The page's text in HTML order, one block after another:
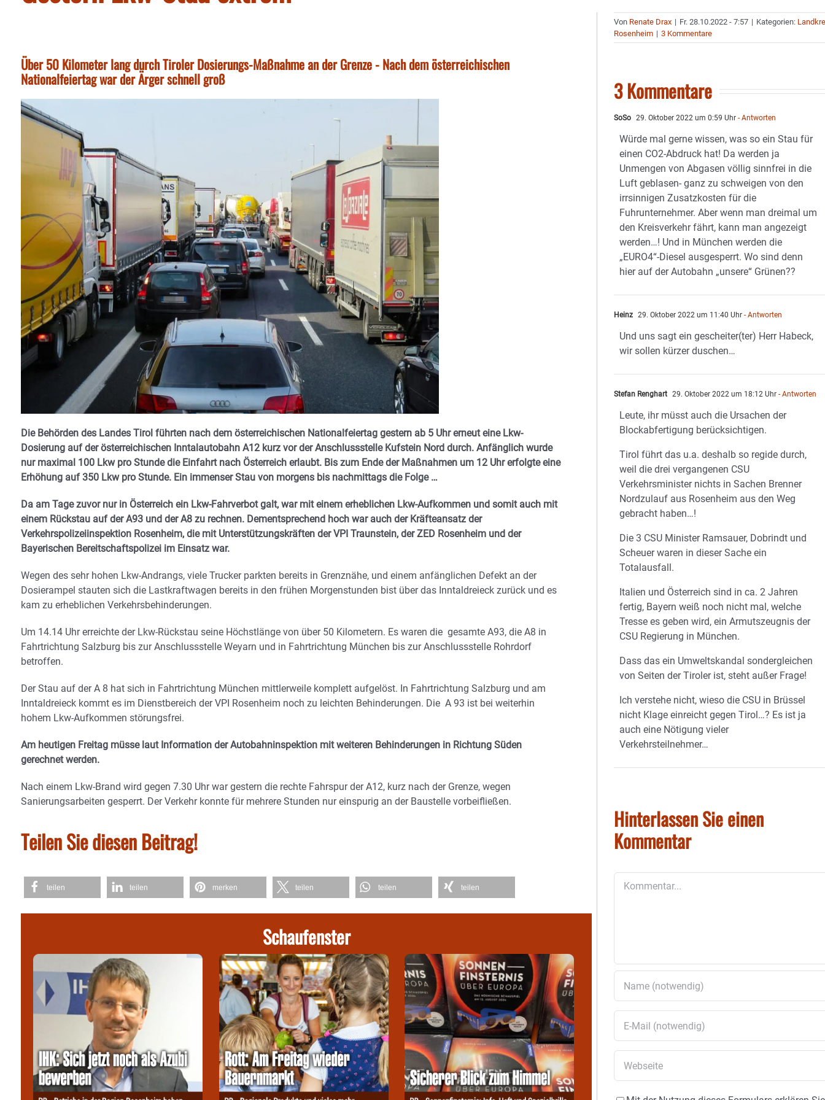
Über 50 Kilometer lang durch Tiroler Dosierungs-Maßnahme an der Grenze - Nach dem österreichischen
Nationalfeiertag war der Ärger schnell groß
Die Behörden des Landes Tirol führten nach dem österreichischen Nationalfeiertag gestern ab 5 Uhr erneut eine Lkw-
Dosierung auf der österreichischen Inntalautobahn A12 kurz vor der Anschlussstelle Kufstein Nord durch. Anfänglich wurde
nur maximal 100 Lkw pro Stunde die Einfahrt nach Österreich erlaubt. Bis zum Ende der Maßnahmen um 12 Uhr erfolgte eine
Erhöhung auf 350 Lkw pro Stunde. Ein immenser Stau von morgens bis nachmittags die Folge …
Da am Tage zuvor nur in Österreich ein Lkw-Fahrverbot galt, war mit einem erheblichen Lkw-Aufkommen und somit auch mit
einem Rückstau auf der A93 und der A8 zu rechnen. Dementsprechend hoch war auch der Kräfteansatz der
Verkehrspolizeiinspektion Rosenheim, die mit Unterstützungskräften der VPI Traunstein, der ZED Rosenheim und der
Bayerischen Bereitschaftspolizei im Einsatz war.
Wegen des sehr hohen Lkw-Andrangs, viele Trucker parkten bereits in Grenznähe, und einem anfänglichen Defekt an der
Dosierampel stauten sich die Lastkraftwagen bereits in den frühen Morgenstunden bist über das Inntaldreieck zurück und es
kam zu erheblichen Verkehrsbehinderungen.
Um 14.14 Uhr erreichte der Lkw-Rückstau seine Höchstlänge von über 50 Kilometern. Es waren die gesamte A93, die A8 in
Fahrtrichtung Salzburg bis zur Anschlussstelle Weyarn und in Fahrtrichtung München bis zur Anschlussstelle Rohrdorf
betroffen.
Der Stau auf der A 8 hat sich in Fahrtrichtung München mittlerweile komplett aufgelöst. In Fahrtrichtung Salzburg und am
Inntaldreieck kommt es im Dienstbereich der VPI Rosenheim noch zu leichten Behinderungen. Die A 93 ist bei weiterhin
hohem Lkw-Aufkommen störungsfrei.
Am heutigen Freitag müsse laut Information der Autobahninspektion mit weiteren Behinderungen in Richtung Süden
gerechnet werden.
Nach einem Lkw-Brand wird gegen 7.30 Uhr war gestern die rechte Fahrspur der A12, kurz nach der Grenze, wegen
Sanierungsarbeiten gesperrt. Der Verkehr konnte für mehrere Stunden nur einspurig an der Baustelle vorbeifließen.
Teilen Sie diesen Beitrag!
teilen teilen merken teilen teilen teilen
Schaufenster
Von Renate Drax | Fr. 28.10.2022 - 7:57 | Kategorien:
Rosenheim | 3 Kommentare
3 Kommentare
SoSo 29. Oktober 2022 um 0:59 Uhr - Antworten
Würde mal gerne wissen, was so ein Stau für
einen CO2-Abdruck hat! Da werden ja
Unmengen von Abgasen völlig sinnfrei in die
Luft geblasen- ganz zu schweigen von den
irrsinnigen Zusatzkosten für die
Fuhrunternehmer. Aber wenn man dreimal um
den Kreisverkehr fährt, kann man angezeigt
werden…! Und in München werden die
„EURO4“-Diesel ausgesperrt. Wo sind denn
hier auf der Autobahn „unsere“ Grünen??
Heinz 29. Oktober 2022 um 11:40 Uhr - Antworten
Und uns sagt ein gescheiter(ter) Herr Habeck,
wir sollen kürzer duschen…
Stefan Renghart 29. Oktober 2022 um 18:12 Uhr - Antworten
Leute, ihr müsst auch die Ursachen der
Blockabfertigung berücksichtigen.
Tirol führt das u.a. deshalb so regide durch,
weil die drei vergangenen CSU
Verkehrsminister nichts in Sachen Brenner
Nordzulauf aus Rosenheim aus den Weg
gebracht haben…!
Die 3 CSU Minister Ramsauer, Dobrindt und
Scheuer waren in dieser Sache ein
Totalausfall.
Italien und Österreich sind in ca. 2 Jahren
fertig, Bayern weiß noch nicht mal, welche
Tresse es geben wird, ein Armutszeugnis der
CSU Regierung in München.
Dass das ein Umweltskandal sondergleichen
von Seiten der Tiroler ist, steht außer Frage!
Ich verstehe nicht, wieso die CSU in Brüssel
nicht Klage einreicht gegen Tirol…? Es ist ja
auch eine Nötigung vieler
Verkehrsteilnehmer…
Hinterlassen Sie einen
Kommentar